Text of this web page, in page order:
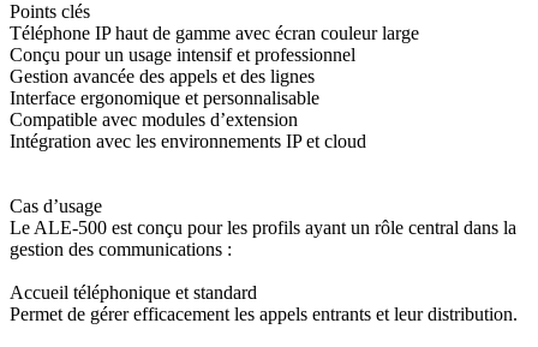
Points clés
Téléphone IP haut de gamme avec écran couleur large
Conçu pour un usage intensif et professionnel
Gestion avancée des appels et des lignes
Interface ergonomique et personnalisable
Compatible avec modules d’extension
Intégration avec les environnements IP et cloud
Cas d’usage
Le ALE-500 est conçu pour les profils ayant un rôle central dans la
gestion des communications :
Accueil téléphonique et standard
Permet de gérer efficacement les appels entrants et leur distribution.